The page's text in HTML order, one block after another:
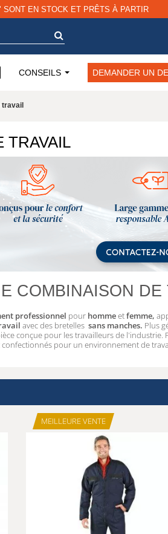
CONSEILS DEMANDER UN
TRAVAIL
COMBINAISON DE
professionnel pour hommeetfemme,
avec des bretelles sans manches. Plus
conçue pour les travailleurs de l'industrie.
pour un environnement de
MEILLEURE VENTE